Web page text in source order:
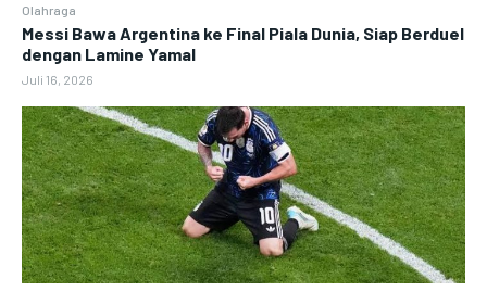
Olahraga
Messi Bawa Argentina ke Final Piala Dunia, Siap Berduel
dengan Lamine Yamal
Juli 16, 2026